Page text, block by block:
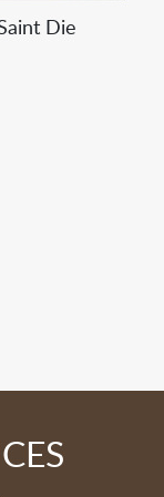
Die